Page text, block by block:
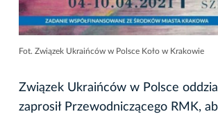
Fot. Związek Ukraińców w Polsce Koło w Krakowie
Związek Ukraińców w Polsce
zaprosił Przewodniczącego RMK,